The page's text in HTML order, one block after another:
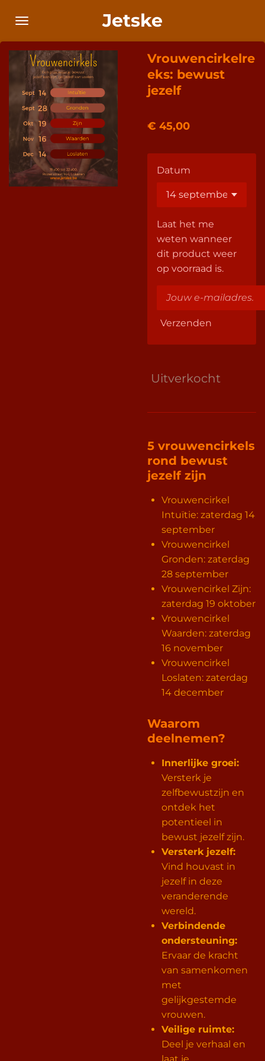
direct
naar
hoofdinhoud
Jetske
Vrouwencirkelre
eks: bewust
jezelf
€ 45,00
Datum
Laat het me
weten wanneer
dit product weer
op voorraad is.
Verzenden
Uitverkocht
5 vrouwencirkels
rond bewust
jezelf zijn
Vrouwencirkel
Intuïtie: zaterdag 14
september
Vrouwencirkel
Gronden: zaterdag
28 september
Vrouwencirkel Zijn:
zaterdag 19 oktober
Vrouwencirkel
Waarden: zaterdag
16 november
Vrouwencirkel
Loslaten: zaterdag
14 december
Waarom
deelnemen?
Innerlijke groei:
Versterk je
zelfbewustzijn en
ontdek het
potentieel in
bewust jezelf zijn.
Versterk jezelf:
Vind houvast in
jezelf in deze
veranderende
wereld.
Verbindende
ondersteuning:
Ervaar de kracht
van samenkomen
met
gelijkgestemde
vrouwen.
Veilige ruimte:
Deel je verhaal en